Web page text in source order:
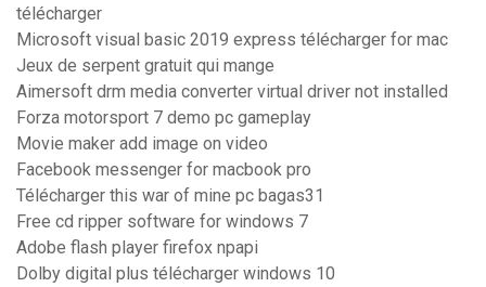
télécharger
Microsoft visual basic 2019 express télécharger for mac
Jeux de serpent gratuit qui mange
Aimersoft drm media converter virtual driver not installed
Forza motorsport 7 demo pc gameplay
Movie maker add image on video
Facebook messenger for macbook pro
Télécharger this war of mine pc bagas31
Free cd ripper software for windows 7
Adobe flash player firefox npapi
Dolby digital plus télécharger windows 10